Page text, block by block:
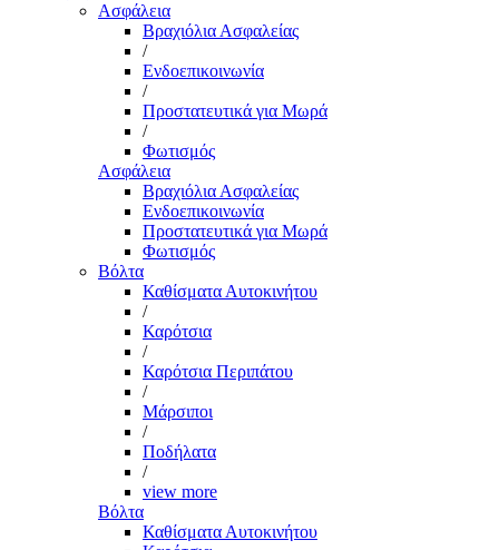
Ασφάλεια
Βραχιόλια Ασφαλείας
/
Ενδοεπικοινωνία
/
Προστατευτικά για Μωρά
/
Φωτισμός
Ασφάλεια
Βραχιόλια Ασφαλείας
Ενδοεπικοινωνία
Προστατευτικά για Μωρά
Φωτισμός
Βόλτα
Καθίσματα Αυτοκινήτου
/
Καρότσια
/
Καρότσια Περιπάτου
/
Μάρσιποι
/
Ποδήλατα
/
view more
Βόλτα
Καθίσματα Αυτοκινήτου